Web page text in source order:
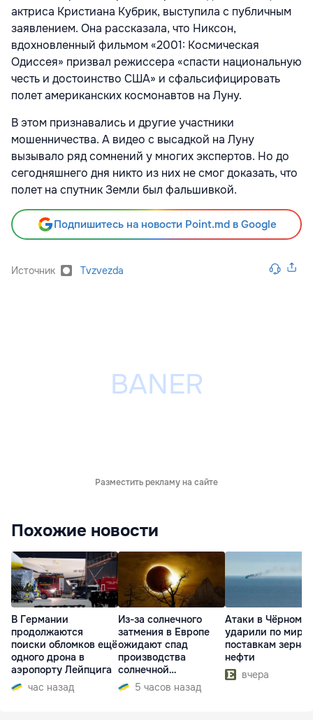
актриса Кристиана Кубрик, выступила с публичным
заявлением. Она рассказала, что Никсон,
вдохновленный фильмом «2001: Космическая
Одиссея» призвал режиссера «спасти национальную
честь и достоинство США» и сфальсифицировать
полет американских космонавтов на Луну.
В этом признавались и другие участники
мошенничества. А видео с высадкой на Луну
вызывало ряд сомнений у многих экспертов. Но до
сегодняшнего дня никто из них не смог доказать, что
полет на спутник Земли был фальшивкой.
Подпишитесь на новости Point.md в Google
Источник Tvzvezda
Разместить рекламу на сайте
Похожие новости
В Германии
продолжаются
поиски обломков ещё
одного дрона в
аэропорту Лейпцига
час назад
Из-за солнечного
затмения в Европе
ожидают спад
производства
солнечной
электроэнергии
5 часов назад
Атаки в Чёрном
ударили по
поставкам зерна
нефти
вчера